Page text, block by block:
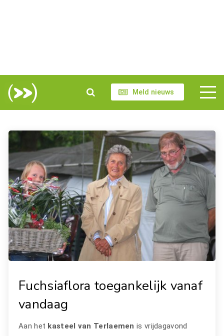
Meld nieuws
Fuchsiaflora toegankelijk vanaf
vandaag
Aan het kasteel van Terlaemen is vrijdagavond